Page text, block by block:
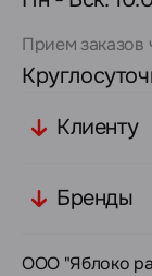
Прием заказов
Клиенту
Бренды
ООО "Яблоко